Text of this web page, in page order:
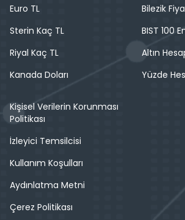
Euro TL
Sterin Kaç TL
Riyal Kaç TL
Kanada Doları
Bilezik
BIST 100
Altın
Yüzde
Kişisel Verilerin Korunması
Politikası
İzleyici Temsilcisi
Kullanım Koşulları
Aydınlatma Metni
Çerez Politikası